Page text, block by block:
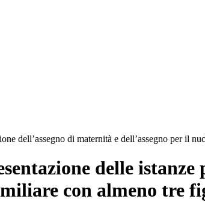
dell’assegno di maternità e dell’assegno per il
delle istanze
con almeno tre